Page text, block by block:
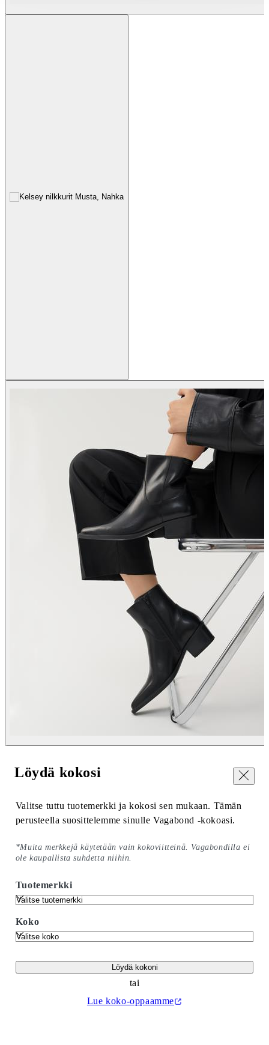
Sulje
Löydä kokosi
Valitse tuttu tuotemerkki ja kokosi sen mukaan. Tämän
perusteella suosittelemme sinulle Vagabond -kokoasi.
*Muita merkkejä käytetään vain kokoviitteinä. Vagabondilla ei
ole kaupallista suhdetta niihin.
Tuotemerkki
Koko
Löydä kokoni
tai
Lue koko-oppaamme
(Aukeaa uudelle välilehdelle)